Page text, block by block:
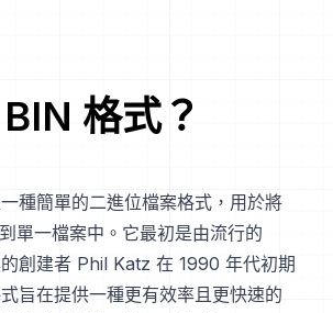
BIN 格式？
種簡單的二進位檔案格式，用於將
單一檔案中。它最初是由流行的
創建者 Phil Katz 在 1990 年代初期
旨在提供一種更有效率且更快速的